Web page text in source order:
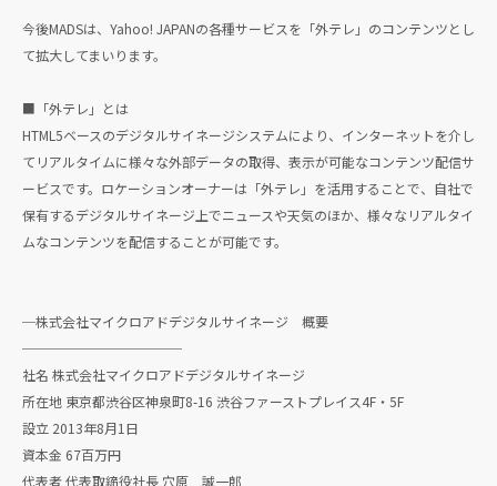
今後MADSは、Yahoo! JAPANの各種サービスを「外テレ」のコンテンツとし
て拡大してまいります。
■「外テレ」とは
HTML5ベースのデジタルサイネージシステムにより、インターネットを介し
てリアルタイムに様々な外部データの取得、表示が可能なコンテンツ配信サ
ービスです。ロケーションオーナーは「外テレ」を活用することで、自社で
保有するデジタルサイネージ上でニュースや天気のほか、様々なリアルタイ
ムなコンテンツを配信することが可能です。
─株式会社マイクロアドデジタルサイネージ 概要
────────────
社名 株式会社マイクロアドデジタルサイネージ
所在地 東京都渋谷区神泉町8-16 渋谷ファーストプレイス4F・5F
設立 2013年8月1日
資本金 67百万円
代表者 代表取締役社長 穴原 誠一郎